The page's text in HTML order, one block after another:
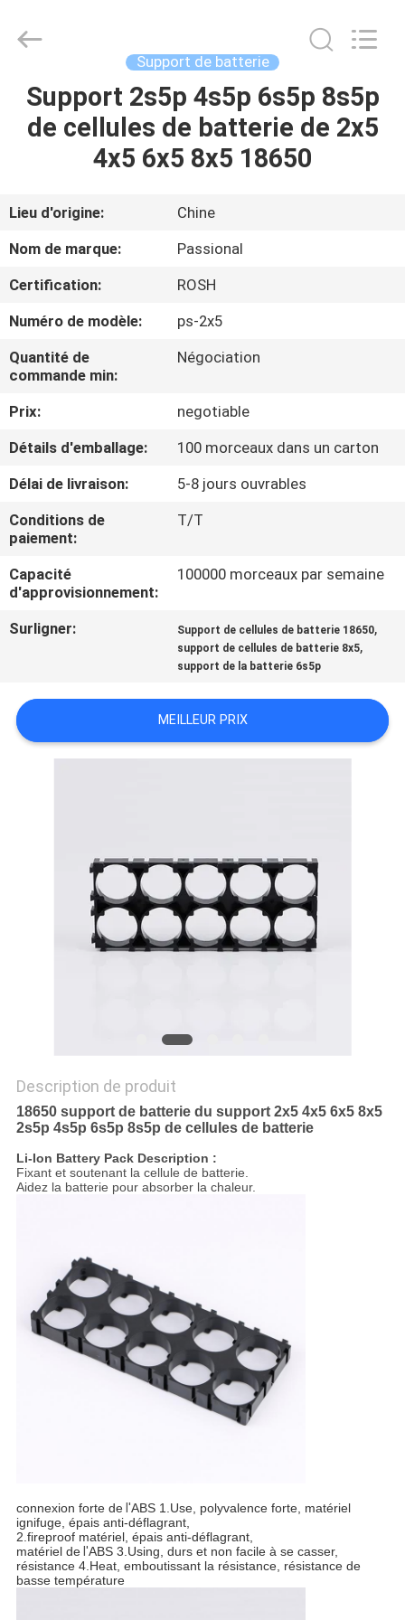
MAISON
PRODUITS
AU
SUJET
DE
VISITE
CONTRÔLE
DE
QUALITÉ
CONTACTEZ-
NOUS
CAS
PRIVACY
And
Export
Rights
Reserved.
Developed
Support de batterie
Support 2s5p 4s5p 6s5p 8s5p
de cellules de batterie de 2x5
4x5 6x5 8x5 18650
Lieu d'origine:
Chine
Nom de marque:
Passional
Certification:
ROSH
Numéro de modèle:
ps-2x5
Quantité de
commande min:
Négociation
Prix:
negotiable
Détails d'emballage:
100 morceaux dans un carton
Délai de livraison:
5-8 jours ouvrables
Conditions de
paiement:
T/T
Capacité
d'approvisionnement:
100000 morceaux par semaine
Surligner: Support de cellules de batterie 18650,
support de cellules de batterie 8x5,
support de la batterie 6s5p
MEILLEUR PRIX
Description de produit
18650 support de batterie du support 2x5 4x5 6x5 8x5
2s5p 4s5p 6s5p 8s5p de cellules de batterie
Li-Ion Battery Pack Description :
Fixant et soutenant la cellule de batterie.
Aidez la batterie pour absorber la chaleur.
connexion forte del'ABS 1.Use, polyvalence forte, matériel
ignifuge, épais anti-déflagrant,
2.fireproof matériel, épais anti-déflagrant,
matériel del'ABS 3.Using, durs et non facile à se casser,
résistance 4.Heat, emboutissant la résistance, résistance de
basse température